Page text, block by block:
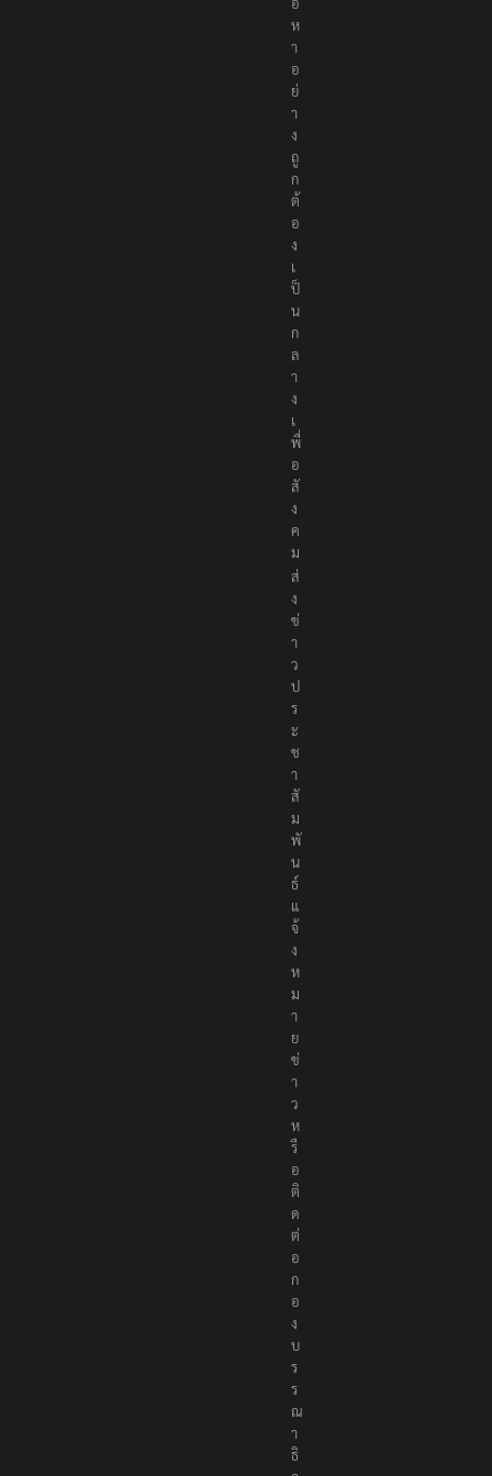
อ
ห
า
อ
ย่
า
ง
ถู
ก
ต้
อ
ง
เ
ป็
น
ก
ล
า
ง
เ
พื่
อ
สั
ง
ค
ม
ส่
ง
ข่
า
ว
ป
ร
ะ
ช
า
สั
ม
พั
น
ธ์
แ
จ้
ง
ห
ม
า
ย
ข่
า
ว
ห
รื
อ
ติ
ด
ต่
อ
ก
อ
ง
บ
ร
ร
ณ
า